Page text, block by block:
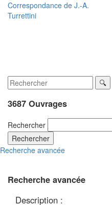
Correspondance de J.-A.
Turrettini
3687 Ouvrages
Rechercher
Rechercher
Recherche avancée
Recherche avancée
Description :